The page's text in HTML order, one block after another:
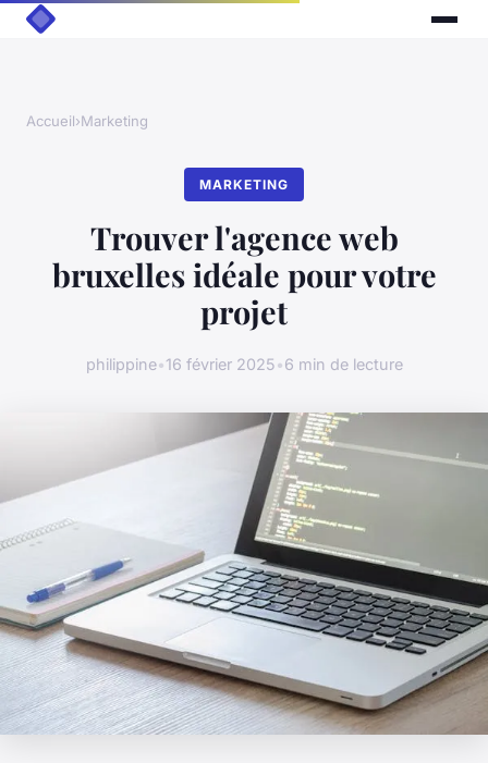
Accueil›Marketing
MARKETING
Trouver l'agence web
bruxelles idéale pour votre
projet
philippine•16 février 2025•6 min de lecture